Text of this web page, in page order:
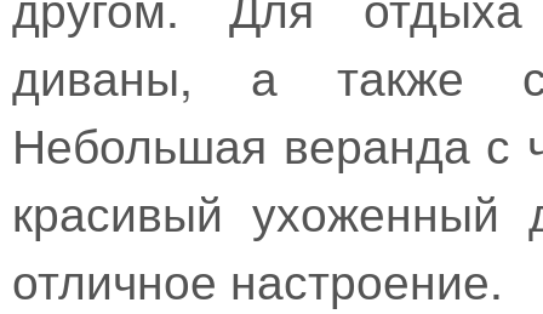
диваны, а также
Небольшая веранда с
красивый ухоженный
отличное настроение.